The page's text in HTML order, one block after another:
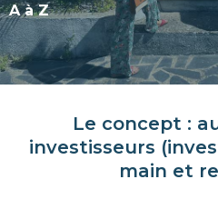
A à Z
Le concept :
investisseurs
main et